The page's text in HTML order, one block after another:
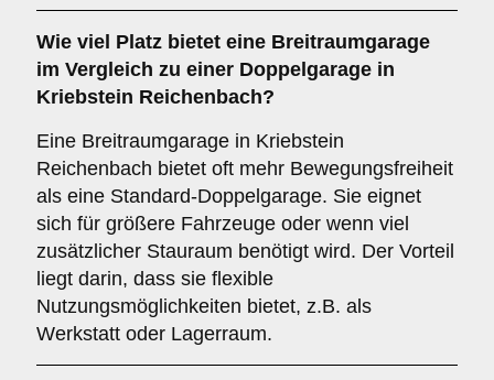
Wie viel Platz bietet eine Breitraumgarage
im Vergleich zu einer Doppelgarage in
Kriebstein Reichenbach?
Eine Breitraumgarage in Kriebstein
Reichenbach bietet oft mehr Bewegungsfreiheit
als eine Standard-Doppelgarage. Sie eignet
sich für größere Fahrzeuge oder wenn viel
zusätzlicher Stauraum benötigt wird. Der Vorteil
liegt darin, dass sie flexible
Nutzungsmöglichkeiten bietet, z.B. als
Werkstatt oder Lagerraum.